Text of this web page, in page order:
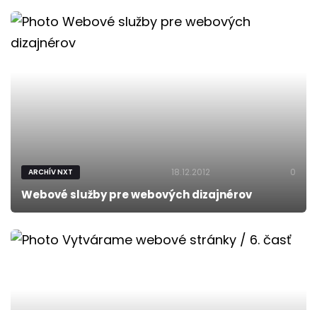
ARCHÍV NXT 18.12.2012 0
Webové služby pre webových dizajnérov